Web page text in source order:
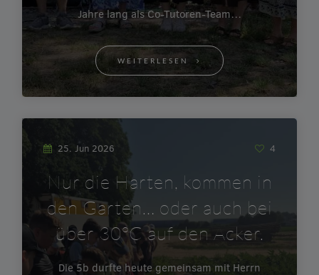
Jahre lang als Co-Tutoren-Team…
WEITERLESEN
25. Jun 2026 4
Nur die Harten, kommen in
den Garten… oder auch bei
über 30°C auf den Acker.
Die 5b durfte heute gemeinsam mit Herrn